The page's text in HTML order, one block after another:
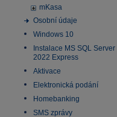
mKasa
Osobní údaje
Windows 10
Instalace MS SQL Server
2022 Express
Aktivace
Elektronická podání
Homebanking
SMS zprávy